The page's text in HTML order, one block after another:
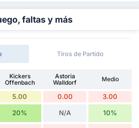
faltas y más
Tiros de Partido
Kickers
Offenbach
Astoria
Walldorf
Medio
5.00 0.00 3.00
20% N/A 10%